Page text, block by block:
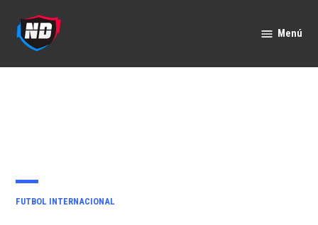
contenido
Menú
PUBLICADO
FUTBOL INTERNACIONAL